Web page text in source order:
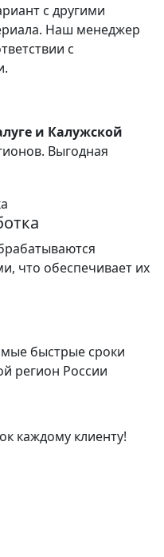
с другими
Наш менеджер
с
и Калужской
Выгодная
что обеспечивает их
быстрые сроки
регион России
каждому клиенту!